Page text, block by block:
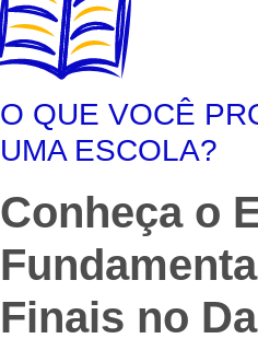
O QUE VOCÊ
UMA ESCOLA?
Conheça o
Finais no